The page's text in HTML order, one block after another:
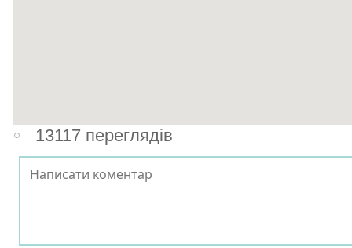
13117 переглядів